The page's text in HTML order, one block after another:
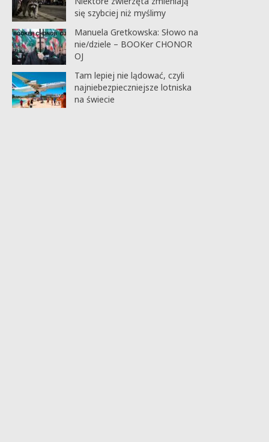
się szybciej niż myślimy
Manuela Gretkowska: Słowo na
nie/dziele – BOOKer CHONOR
OJ
Tam lepiej nie lądować, czyli
najniebezpieczniejsze lotniska
na świecie